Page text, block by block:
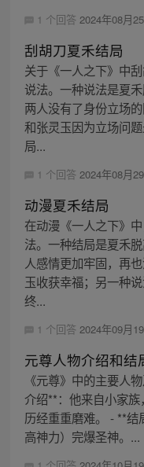
1 个回答 2024年08月
刮胡刀夏禾结局
关于《一人之下》中
说法。一种说法是夏
两人没有了身份立场
和张灵玉因为立场问
局...
1 个回答 2024年08月
动漫夏禾结局
在动漫《一人之下》
法。一种结局是夏禾
人感情更加牢固，再
玉收获幸福；另一种
终...
1 个回答 2024年09月
元尊人物介绍和结
《元尊》中的主要人
介绍**：他来自小家
历经重重磨难。 - **
高神力）完爆圣神。...